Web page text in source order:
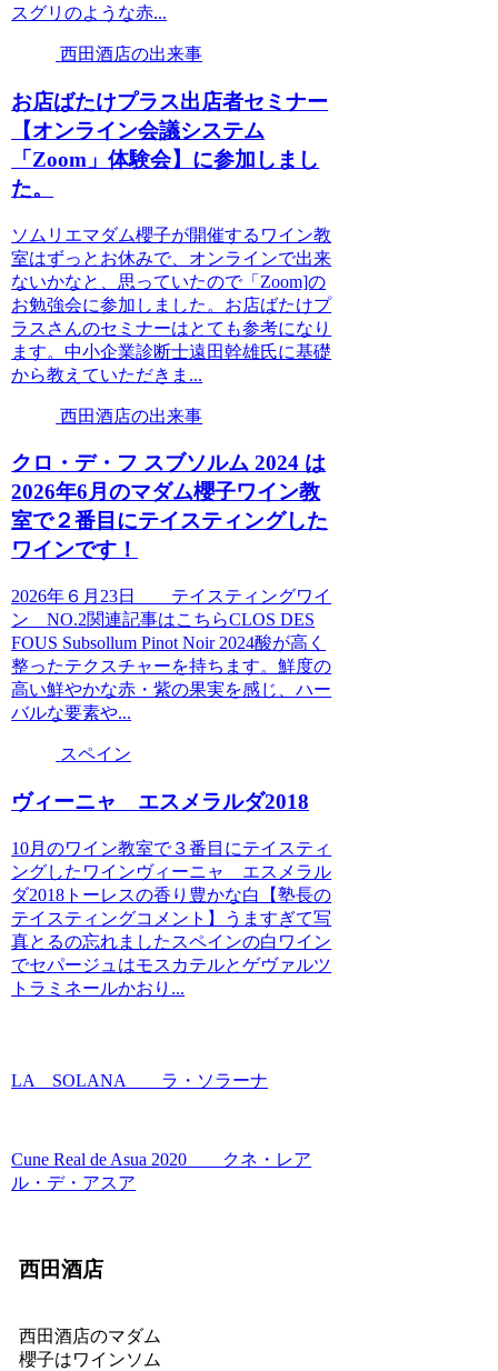
スグリのような赤...
西田酒店の出来事
お店ばたけプラス出店者セミナー
【オンライン会議システム
「Zoom」体験会】に参加しまし
た。
ソムリエマダム櫻子が開催するワイン教
室はずっとお休みで、オンラインで出来
ないかなと、思っていたので「Zoom]の
お勉強会に参加しました。お店ばたけプ
ラスさんのセミナーはとても参考になり
ます。中小企業診断士遠田幹雄氏に基礎
から教えていただきま...
西田酒店の出来事
クロ・デ・フ スブソルム 2024 は
2026年6月のマダム櫻子ワイン教
室で２番目にテイスティングした
ワインです！
2026年６月23日 テイスティングワイ
ン NO.2関連記事はこちらCLOS DES
FOUS Subsollum Pinot Noir 2024酸が高く
整ったテクスチャーを持ちます。鮮度の
高い鮮やかな赤・紫の果実を感じ、ハー
バルな要素や...
スペイン
ヴィーニャ エスメラルダ2018
10月のワイン教室で３番目にテイスティ
ングしたワインヴィーニャ エスメラル
ダ2018トーレスの香り豊かな白【塾長の
テイスティングコメント】うますぎて写
真とるの忘れましたスペインの白ワイン
でセパージュはモスカテルとゲヴァルツ
トラミネールかおり...
LA SOLANA ラ・ソラーナ
Cune Real de Asua 2020 クネ・レア
ル・デ・アスア
西田酒店
西田酒店のマダム
櫻子はワインソム